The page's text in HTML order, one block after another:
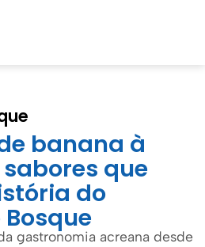
banana à
que
do
gastronomia acreana desde